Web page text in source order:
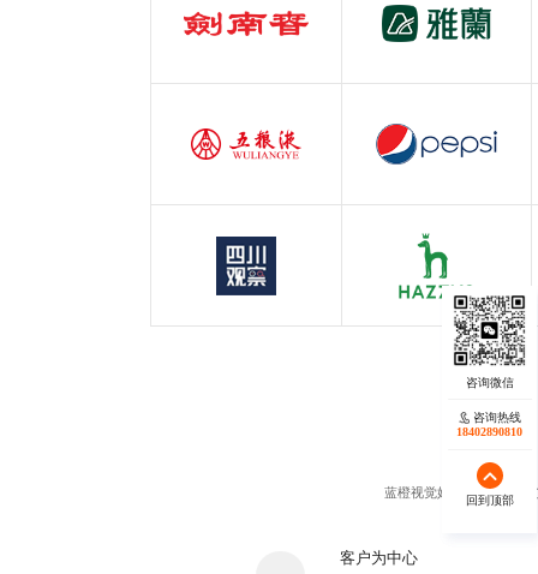
服装行业
百事可乐
四川观察
四川观察
哈吉斯
服装行业
蓝橙视觉始终以客户为中
客户为中心
咨询热线
17723342546
回到顶部
咨询热线
18402890810
回到顶部